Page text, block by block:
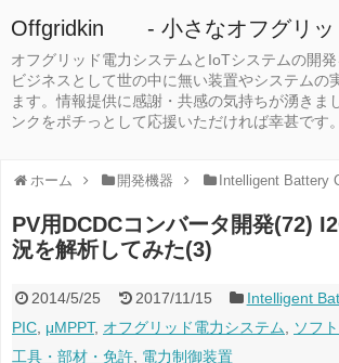
Offgridkin - 小さなオフグリッ
オフグリッド電力システムとIoTシステムの開発
ビジネスとして世の中に無い装置やシステムの
ます。情報提供に感謝・共感の気持ちが湧きま
ンクをポチっとして応援いただければ幸甚です。
ホーム 開発機器 Intelligent Battery
PV用DCDCコンバータ開発(72)
況を解析してみた(3)
2014/5/25 2017/11/15 Intelligent
PIC μMPPT, オフグリッド電力システム ソフ
工具・部材・免許 電力制御装置